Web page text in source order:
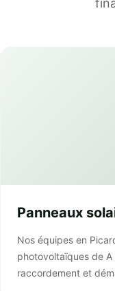
Panneaux
Nos équipes en
photovoltaïques de
raccordement et